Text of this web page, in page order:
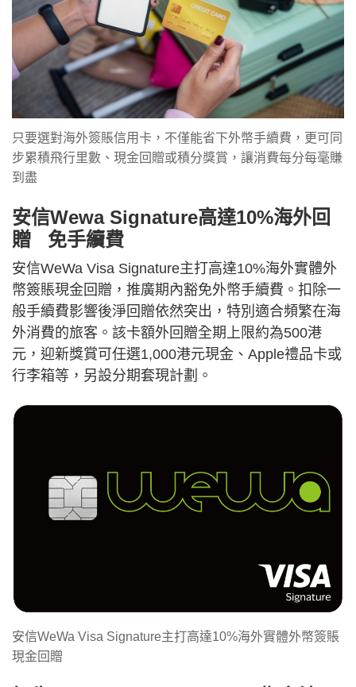
只要選對海外簽賬信用卡，不僅能省下外幣手續費，更可同
步累積飛行里數、現金回贈或積分獎賞，讓消費每分每毫賺
到盡
安信Wewa Signature高達10%海外回
贈 免手續費
安信WeWa Visa Signature主打高達10%海外實體外
幣簽賬現金回贈，推廣期內豁免外幣手續費。扣除一
般手續費影響後淨回贈依然突出，特別適合頻繁在海
外消費的旅客。該卡額外回贈全期上限約為500港
元，迎新獎賞可任選1,000港元現金、Apple禮品卡或
行李箱等，另設分期套現計劃。
安信WeWa Visa Signature主打高達10%海外實體外幣簽賬
現金回贈